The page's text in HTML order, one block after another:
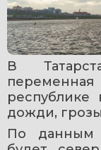
В
дожди,
По данным